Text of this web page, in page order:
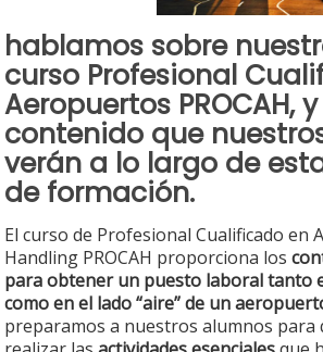
hablamos sobre
curso Profesional
Aeropuertos PROCAH,
contenido que
verán a lo largo de
de formación.
El curso de Profesional Cualificado en
Handling PROCAH proporciona los
para obtener un puesto laboral tanto
como en el lado “aire” de un
preparamos a nuestros alumnos para